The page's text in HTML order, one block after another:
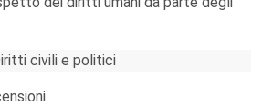
civili e politici